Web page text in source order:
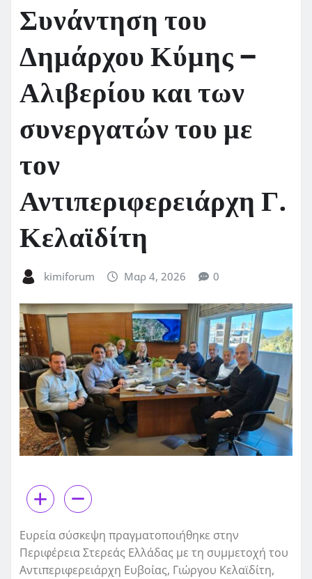
Συνάντηση του
Δημάρχου Κύμης –
Αλιβερίου και των
συνεργατών του με
τον
Αντιπεριφερειάρχη Γ.
Κελαϊδίτη
kimiforum Μαρ 4, 2026 0
Ευρεία σύσκεψη πραγματοποιήθηκε στην
Περιφέρεια Στερεάς Ελλάδας με τη συμμετοχή του
Αντιπεριφερειάρχη Ευβοίας, Γιώργου Κελαϊδίτη,